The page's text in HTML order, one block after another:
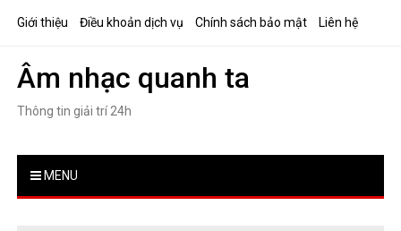
Giới thiệu Điều khoản dịch vụ Chính sách bảo mật Liên hệ
Âm nhạc quanh ta
Thông tin giải trí 24h
MENU